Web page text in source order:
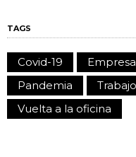
TAGS
Covid-19
Pandemia
Vuelta a la oficina